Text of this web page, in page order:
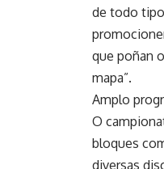
de todo
que poñan
mapa”.
Amplo
O
bloques
diversas